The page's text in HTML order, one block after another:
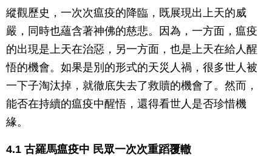
縱觀歷史，一次次瘟疫的降臨，既展現出上天的威
嚴，同時也蘊含著神佛的慈悲。因為，一方面，瘟疫
的出現是上天在治惡，另一方面，也是上天在給人醒
悟的機會。如果是別的形式的天災人禍，很多世人被
一下子淘汰掉，就徹底失去了救贖的機會了。然而，
能否在持續的瘟疫中醒悟，還得看世人是否珍惜機
緣。
4.1 古羅馬瘟疫中 民眾一次次重蹈覆轍